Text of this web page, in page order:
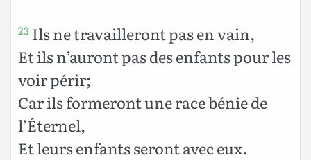
23 Ils ne travailleront pas en vain,
Et ils n’auront pas des enfants pour les
voir périr;
Car ils formeront une race bénie de
l’Éternel,
Et leurs enfants seront avec eux.